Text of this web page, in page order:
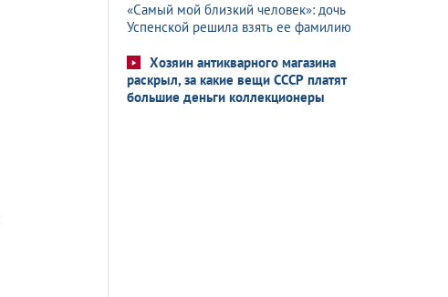
«Самый мой близкий человек»: дочь
Успенской решила взять ее фамилию
Хозяин антикварного магазина
раскрыл, за какие вещи СССР платят
большие деньги коллекционеры